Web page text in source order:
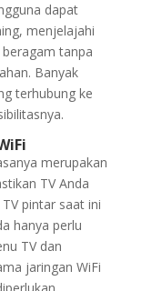
dapat
menjelajahi
tanpa
Banyak
terhubung ke
merupakan
TV Anda
pintar saat ini
hanya perlu
TV dan
jaringan WiFi